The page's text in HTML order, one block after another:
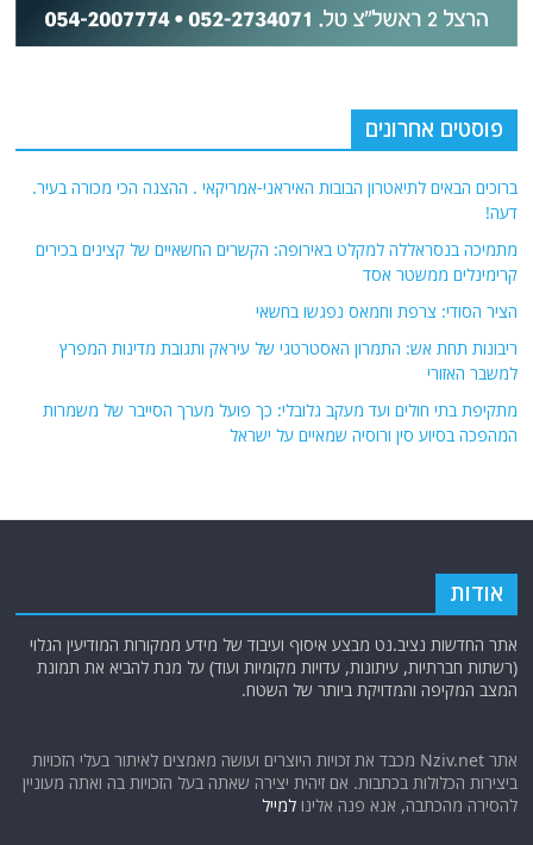
פוסטים אחרונים
ברוכים הבאים לתיאטרון הבובות האיראני-אמריקאי . ההצגה הכי מכורה בעיר.
דעה!
מתמיכה בנסראללה למקלט באירופה: הקשרים החשאיים של קצינים בכירים
קרימינלים ממשטר אסד
הציר הסודי: צרפת וחמאס נפגשו בחשאי
ריבונות תחת אש: התמרון האסטרטגי של עיראק ותגובת מדינות המפרץ
למשבר האזורי
מתקיפת בתי חולים ועד מעקב גלובלי: כך פועל מערך הסייבר של משמרות
המהפכה בסיוע סין ורוסיה שמאיים על ישראל
אודות
אתר החדשות נציב.נט מבצע איסוף ועיבוד של מידע ממקורות המודיעין הגלוי
(רשתות חברתיות, עיתונות, עדויות מקומיות ועוד) על מנת להביא את תמונת
המצב המקיפה והמדויקת ביותר של השטח.
אתר Nziv.net מכבד את זכויות היוצרים ועושה מאמצים לאיתור בעלי הזכויות
ביצירות הכלולות בכתבות. אם זיהית יצירה שאתה בעל הזכויות בה ואתה מעוניין
להסירה מהכתבה, אנא פנה אלינולמייל